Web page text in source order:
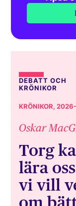
DEBATT OCH
KRÖNIKOR
KRÖNIKOR,
Oskar
Torg
lära
vi vill